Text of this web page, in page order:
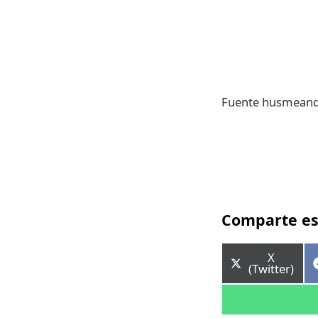
Fuente
Comparte
en
X
(Twitter)